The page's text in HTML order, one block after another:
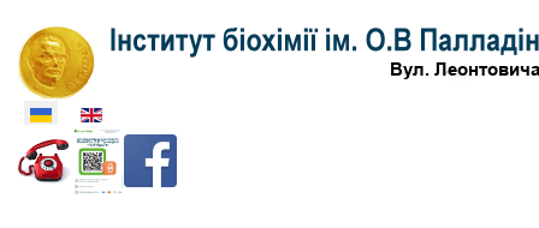
Оберіть свою мову